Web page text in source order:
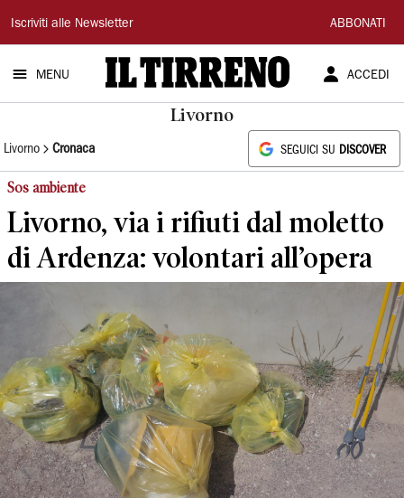
Il
Tirreno
Iscriviti alle Newsletter ABBONATI
MENU ACCEDI
Livorno
Livorno Cronaca SEGUICI SU DISCOVER
Sos ambiente
Livorno, via i rifiuti dal moletto
di Ardenza: volontari all’opera